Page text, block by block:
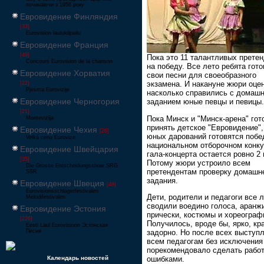
починаючи з 1956 року
Евровидение Финляндия
[33]
Eurovision laulukilpailu
Евровидение Франция
[49]
Concours Eurovision de la chanson
Евровидение Хорватия
[22]
Pjesma Eurovizije
Евровидение Черногория
[21]
Montevizija
Евровидение Чехия [26]
Velká cena Eurovize
Евровидение Швейцария
[35]
Die Grosse Entscheidungsshow SRG
SSR
Евровидение Швеция [48]
Eurovisionsschlagerfestivalen
Melodifestivalen
Евровидение Эстония
[226]
Eesti Laul Eurovisioon Эстонская
Песня
Календарь новостей
Пока это 11 талантливых
на победу. Все лето ребята
свои песни для своеобразного
экзамена. И накануне жюри
насколько справились с
заданием юные певцы и певицы.
Пока Минск и "Минск-арена"
принять детское
юных дарований готовятся
национальном отборочном
гала-концерта остается ровно
Потому жюри устроило всем
претендентам проверку
задания.
Дети, родители и педагоги все
сводили воедино голоса,
прически, костюмы и
Получилось, вроде бы, ярко,
задорно. Но после всех
всем педагогам без
порекомендовало сделать
ошибками.